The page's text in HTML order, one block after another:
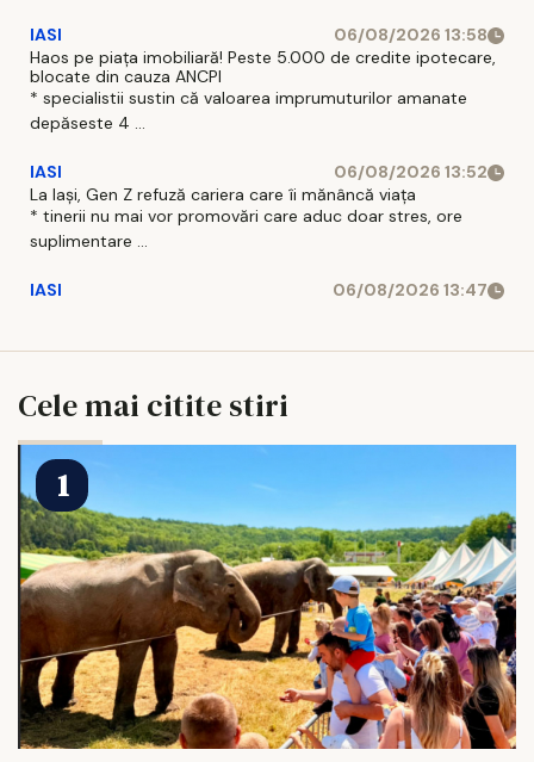
IASI
06/08/2026 13:58
Haos pe piața imobiliară! Peste 5.000 de credite ipotecare,
blocate din cauza ANCPI
* specialistii sustin că valoarea imprumuturilor amanate
depăseste 4 ...
IASI
06/08/2026 13:52
La Iași, Gen Z refuză cariera care îi mănâncă viața
* tinerii nu mai vor promovări care aduc doar stres, ore
suplimentare ...
IASI 06/08/2026 13:47
Cele mai citite stiri